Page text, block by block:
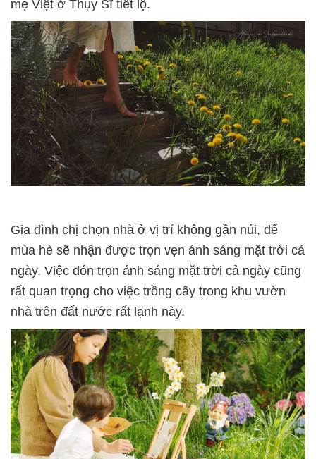
mẹ Việt ở Thụy Sĩ tiết lộ.
Gia đình chị chọn nhà ở vị trí không gần núi, để
mùa hè sẽ nhận được trọn vẹn ánh sáng mặt trời cả
ngày. Việc đón trọn ánh sáng mặt trời cả ngày cũng
rất quan trọng cho việc trồng cây trong khu vườn
nhà trên đất nước rất lạnh này.